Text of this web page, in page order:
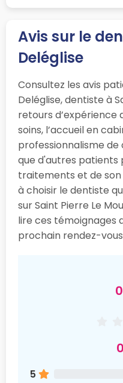
Avis sur le
Deléglise
Consultez les avis
Deléglise, dentiste à
retours d’expérience
soins, l’accueil en
professionnalisme
que d'autres patients
traitements et de
à choisir le dentiste
sur Saint Pierre Le
lire ces témoignages
prochain rendez-
0
5